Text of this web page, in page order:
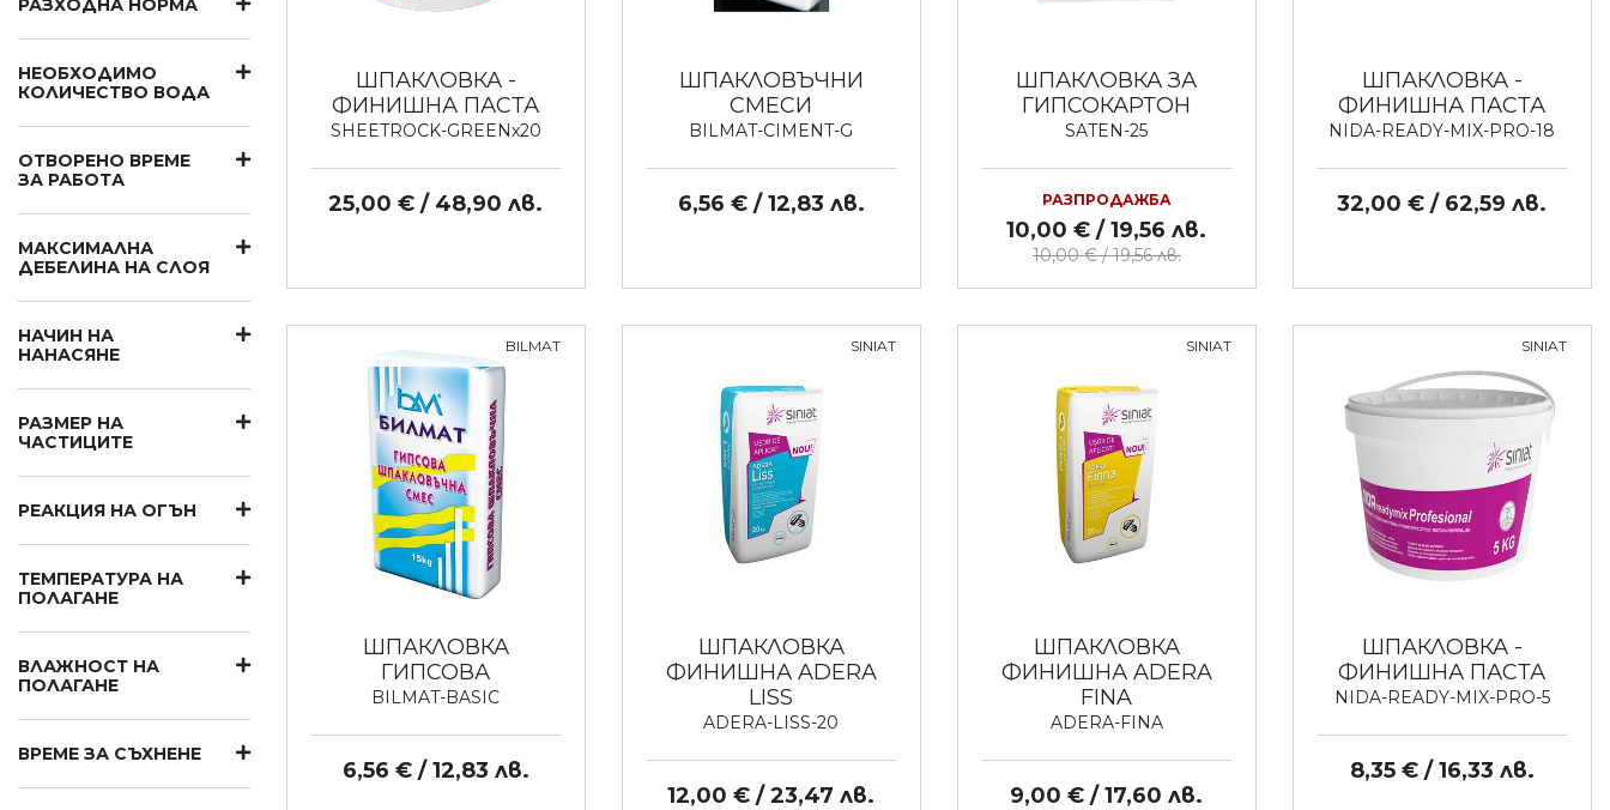
РАЗХОДНА НОРМА
НЕОБХОДИМО
КОЛИЧЕСТВО ВОДА
ОТВОРЕНО ВРЕМЕ
ЗА РАБОТА
МАКСИМАЛНА
ДЕБЕЛИНА НА СЛОЯ
НАЧИН НА
НАНАСЯНЕ
РАЗМЕР НА
ЧАСТИЦИТЕ
РЕАКЦИЯ НА ОГЪН
ТЕМПЕРАТУРА НА
ПОЛАГАНЕ
ВЛАЖНОСТ НА
ПОЛАГАНЕ
ВРЕМЕ ЗА СЪХНЕНЕ
ШПАКЛОВКА -
ФИНИШНА ПАСТА
SHEETROCK-GREENx20
25,00 € / 48,90 лв.
ШПАКЛОВЪЧНИ
СМЕСИ
BILMAT-CIMENT-G
6,56 € / 12,83 лв.
ШПАКЛОВКА ЗА
ГИПСОКАРТОН
SATEN-25
РАЗПРОДАЖБА
10,00 € / 19,56 лв.
10,00 € / 19,56 лв.
ШПАКЛОВКА -
ФИНИШНА ПАСТА
NIDA-READY-MIX-PRO-18
32,00 € / 62,59 лв.
BILMAT
ШПАКЛОВКА
ГИПСОВА
BILMAT-BASIC
6,56 € / 12,83 лв.
SINIAT
ШПАКЛОВКА
ФИНИШНА ADERA
LISS
ADERA-LISS-20
12,00 € / 23,47 лв.
SINIAT
ШПАКЛОВКА
ФИНИШНА ADERA
FINA
ADERA-FINA
9,00 € / 17,60 лв.
SINIAT
ШПАКЛОВКА -
ФИНИШНА ПАСТА
NIDA-READY-MIX-PRO-5
8,35 € / 16,33 лв.